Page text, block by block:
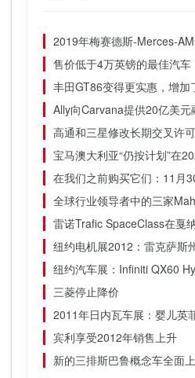
2019年梅赛德斯-Merces-
售价低于4万英镑的最佳汽车
丰田GT86变得更实惠，增加
Ally向Carvana提供20亿美元
高通和三星修改长期交叉许
宝马澳大利亚“仍按计划”在
在我们之前购买它们：11月
全球行业领导者中的三家
雷诺Trafic SpaceClass在戛
纽约电机展2012：雷克萨斯
纽约汽车展：Infiniti QX60
三菱停止降价
2011年日内瓦车展：婴儿英
宾利享受2012年销售上升
新的三排斯巴鲁概念车全面